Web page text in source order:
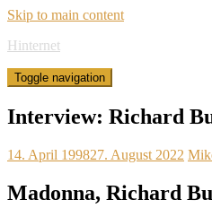
Skip to main content
Hinternet
Toggle navigation
Interview: Richard
14. April 199827. August 2022
Madonna, Richard